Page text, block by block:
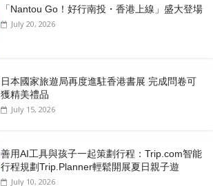
「Nantou Go！好行南投・香港上線」盛大登場
July 20, 2026
日本國家旅遊局再度進駐香港書展 完成問卷可
獲精美禮品
July 15, 2026
善用AI工具與孩子一起策劃行程：Trip.com智能
行程規劃Trip.Planner輕鬆開展夏日親子遊
July 10, 2026